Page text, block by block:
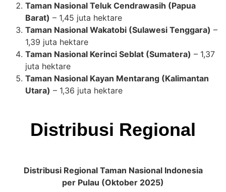
Taman Nasional Teluk Cendrawasih (Papua
Barat) – 1,45 juta hektare
Taman Nasional Wakatobi (Sulawesi Tenggara) –
1,39 juta hektare
Taman Nasional Kerinci Seblat (Sumatera) – 1,37
juta hektare
Taman Nasional Kayan Mentarang (Kalimantan
Utara) – 1,36 juta hektare
Distribusi Regional
Distribusi Regional Taman Nasional Indonesia
per Pulau (Oktober 2025)